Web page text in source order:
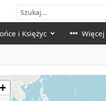
i Księżyc Więcej
+